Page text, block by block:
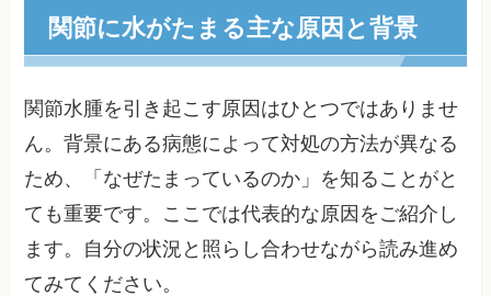
関節に水がたまる主な原因と背景
関節水腫を引き起こす原因はひとつではありませ
ん。背景にある病態によって対処の方法が異なる
ため、「なぜたまっているのか」を知ることがと
ても重要です。ここでは代表的な原因をご紹介し
ます。自分の状況と照らし合わせながら読み進め
てみてください。